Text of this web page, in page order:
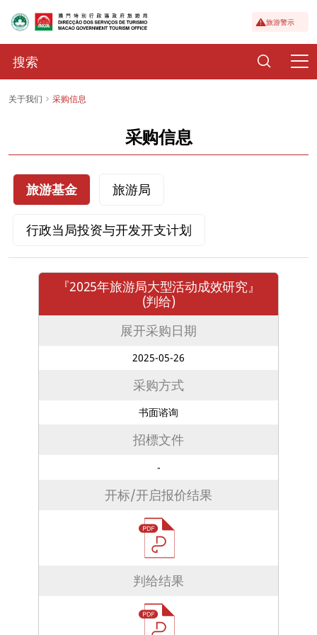
旅游警示
关于我们 采购信息
采购信息
旅游基金 旅游局
行政当局投资与开发开支计划
『2025年旅游局大型活动成效研究』
(判给)
展开采购日期
2025-05-26
采购方式
书面谘询
招標文件
-
开标/开启报价结果
判给结果